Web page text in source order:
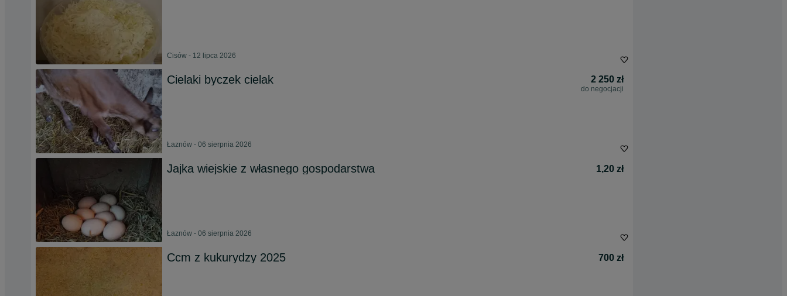
Cisów - 12 lipca 2026
Cielaki byczek cielak 2 250 zł
do negocjacji
Łaznów - 06 sierpnia 2026
Jajka wiejskie z własnego gospodarstwa 1,20 zł
Łaznów - 06 sierpnia 2026
Ccm z kukurydzy 2025 700 zł